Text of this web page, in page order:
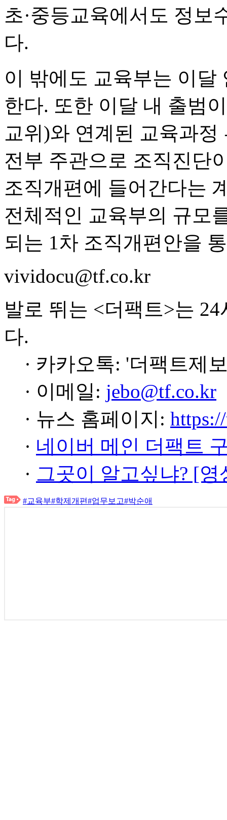
초·중등교육에서도 정보
다.
이 밖에도 교육부는 이달
한다. 또한 이달 내 출범
교위)와 연계된 교육과
전부 주관으로 조직진단
조직개편에 들어간다는
전체적인 교육부의 규모
되는 1차 조직개편안을
vividocu@tf.co.kr
발로 뛰는 <더팩트>는
다.
· 카카오톡: '더팩트제
· 이메일: jebo@tf.co.kr
· 뉴스 홈페이지:
· 네이버 메인 더팩트
· 그곳이 알고싶냐? [
#교육부#학제개편#업무보고#박순애